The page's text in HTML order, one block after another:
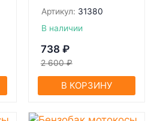
Артикул: 31380
В наличии
738 ₽
2 600 ₽
В КОРЗИНУ